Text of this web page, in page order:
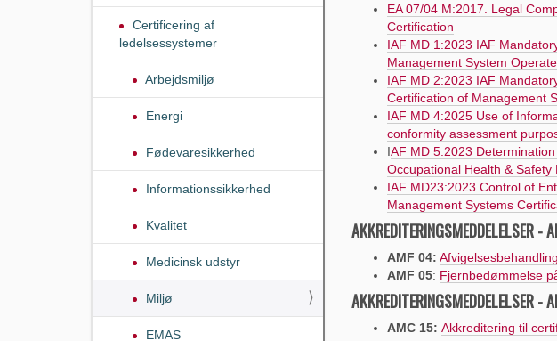
EA 07/04 M:2017. Legal
Certification
IAF MD 1:2023 IAF
Management System
IAF MD 2:2023 IAF
Certification of Management
IAF MD 4:2025 Use of
conformity assessment
IAF MD 5:2023
Occupational Health &
IAF MD23:2023 Control of
Management Systems
AKKREDITERINGSMEDDELELSER -
AMF 04: Afvigelsesbehandling
AMF 05: Fjernbedømmelse
AKKREDITERINGSMEDDELELSER -
AMC 15: Akkreditering til
Certificering af
ledelsessystemer
Arbejdsmiljø
Energi
Fødevaresikkerhed
Informationssikkerhed
Kvalitet
Medicinsk udstyr
Miljø
EMAS